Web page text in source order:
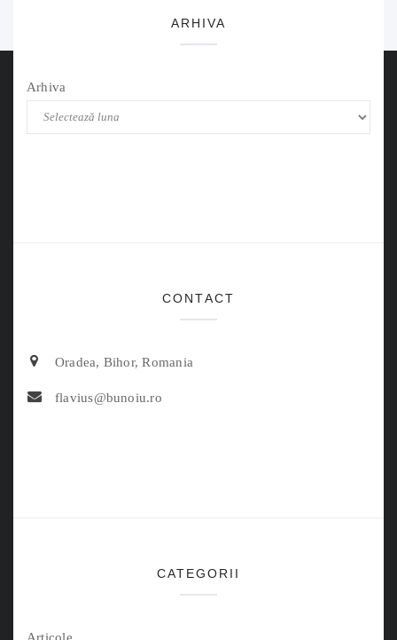
ARHIVA
Arhiva
CONTACT
Oradea, Bihor, Romania
flavius@bunoiu.ro
CATEGORII